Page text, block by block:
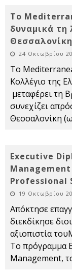
Το
δυναμικά τη
Θεσσαλονίκη
24 Οκτωβρίου
Το
Κολλέγιο της
μεταφέρει τη
συνεχίζει
Θεσσαλονίκη
Executive
Professional
19 Οκτωβρίου
Απόκτησε
διεκδίκησε
αξιοπιστία
Το πρόγραμμα
Management,